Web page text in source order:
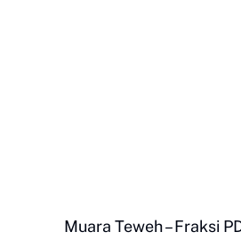
Muara Teweh – Fraksi